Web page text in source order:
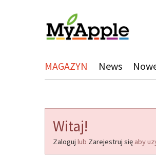
MAGAZYN News
Witaj!
Zaloguj lub Zarejestruj się aby